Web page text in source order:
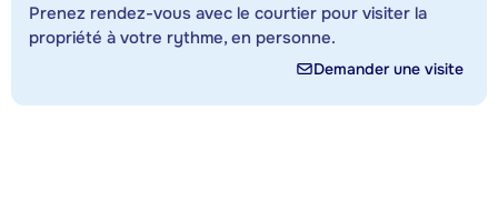
Prenez rendez-vous avec le courtier pour visiter la
propriété à votre rythme, en personne.
Demander une visite